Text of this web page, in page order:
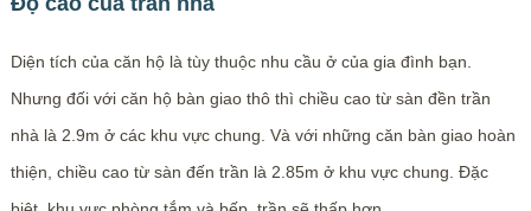
Diện tích của căn hộ là tùy thuộc nhu cầu ở của gia đình bạn.
Nhưng đối với căn hộ bàn giao thô thì chiều cao từ sàn đền trần
nhà là 2.9m ở các khu vực chung. Và với những căn bàn giao hoàn
thiện, chiều cao từ sàn đến trần là 2.85m ở khu vực chung. Đặc